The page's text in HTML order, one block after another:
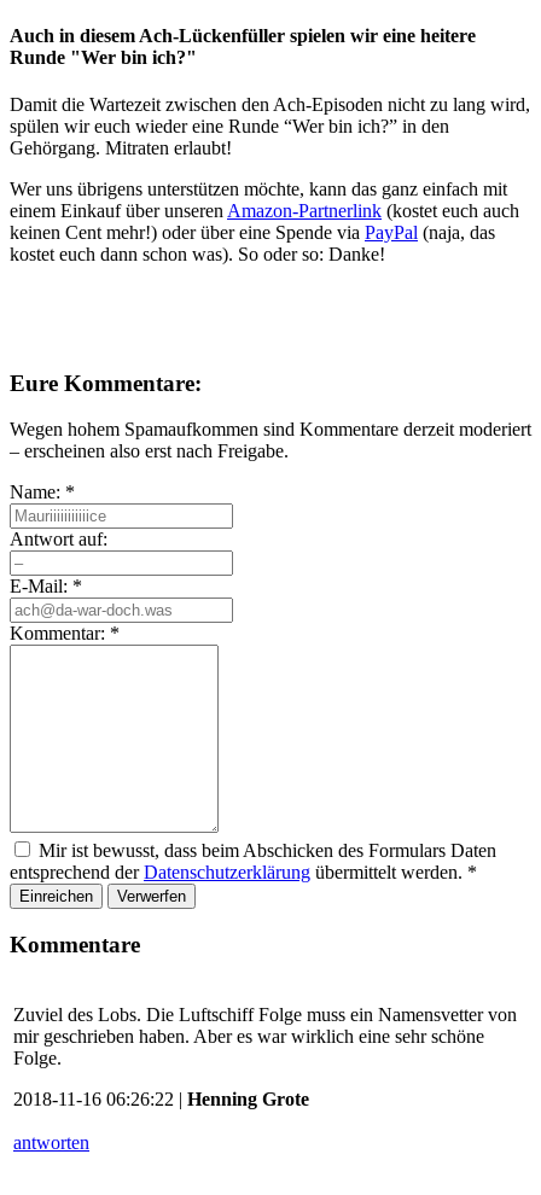
Auch in diesem Ach-Lückenfüller spielen wir eine heitere
Runde "Wer bin ich?"
Damit die Wartezeit zwischen den Ach-Episoden nicht zu lang wird,
spülen wir euch wieder eine Runde “Wer bin ich?” in den
Gehörgang. Mitraten erlaubt!
Wer uns übrigens unterstützen möchte, kann das ganz einfach mit
einem Einkauf über unseren Amazon-Partnerlink (kostet euch auch
keinen Cent mehr!) oder über eine Spende via PayPal (naja, das
kostet euch dann schon was). So oder so: Danke!
Eure Kommentare:
Wegen hohem Spamaufkommen sind Kommentare derzeit moderiert
– erscheinen also erst nach Freigabe.
Name: *
Antwort auf:
E-Mail: *
Kommentar: *
Mir ist bewusst, dass beim Abschicken des Formulars Daten
entsprechend derDatenschutzerklärung übermittelt werden. *
Einreichen Verwerfen
Kommentare
Zuviel des Lobs. Die Luftschiff Folge muss ein Namensvetter von
mir geschrieben haben. Aber es war wirklich eine sehr schöne
Folge.
2018-11-16 06:26:22 | Henning Grote
antworten